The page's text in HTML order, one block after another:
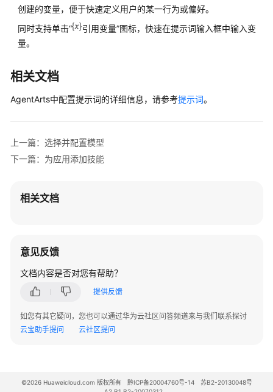
验
应
用
触
器
发
过
API
用
单
应
创建的变量，便于快速定义用户的某一行为或偏好。
同时支持单击“ 引用变量”图标，快速在提示词输入框中输入变
量。
相关文档
AgentArts中配置提示词的详细信息，请参考提示词。
上一篇：选择并配置模型
下一篇：为应用添加技能
相关文档
意见反馈
文档内容是否对您有帮助？
提供反馈
如您有其它疑问，您也可以通过华为云社区问答频道来与我们联系探讨
云宝助手提问
云社区提问
©2026 Huaweicloud.com 版权所有 黔ICP备20004760号-14
苏B2-20130048号